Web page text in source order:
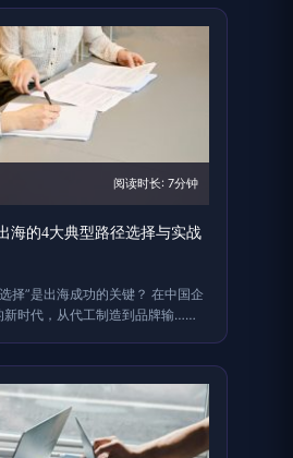
阅读时长: 7分钟
海的4大典型路径选择与实战
择”是出海成功的关键？ 在中国企
新时代，从代工制造到品牌输……